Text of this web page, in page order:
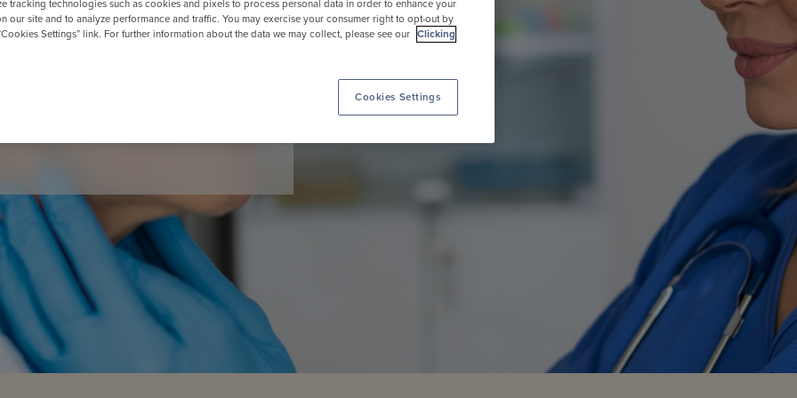
diagnose
tracking technologies such as cookies and pixels to process personal data in order to enhance your
our site and to analyze performance and traffic. You may exercise your consumer right to opt-out by
Settings” link. For further information about the data we may collect, please see our Clicking
Cookies Settings